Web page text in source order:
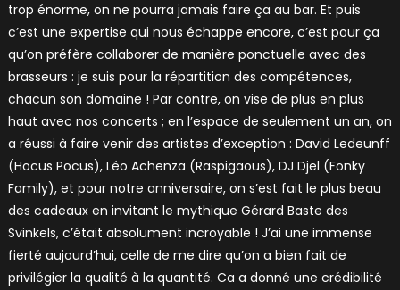
trop énorme, on ne pourra jamais faire ça au bar. Et puis
c’est une expertise qui nous échappe encore, c’est pour ça
qu’on préfère collaborer de manière ponctuelle avec des
brasseurs : je suis pour la répartition des compétences,
chacun son domaine ! Par contre, on vise de plus en plus
haut avec nos concerts ; en l’espace de seulement un an, on
a réussi à faire venir des artistes d’exception : David Ledeunff
(Hocus Pocus), Léo Achenza (Raspigaous), DJ Djel (Fonky
Family), et pour notre anniversaire, on s’est fait le plus beau
des cadeaux en invitant le mythique Gérard Baste des
Svinkels, c’était absolument incroyable ! J’ai une immense
fierté aujourd’hui, celle de me dire qu’on a bien fait de
privilégier la qualité à la quantité. Ca a donné une crédibilité